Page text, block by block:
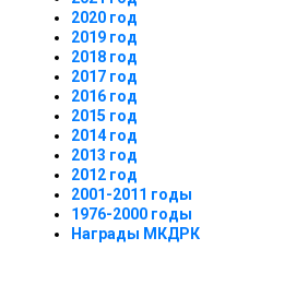
2020 год
2019 год
2018 год
2017 год
2016 год
2015 год
2014 год
2013 год
2012 год
2001-2011 годы
1976-2000 годы
Награды МКДРК